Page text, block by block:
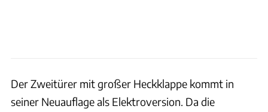
Der Zweitürer mit großer Heckklappe kommt in
seiner Neuauflage als Elektroversion. Da die